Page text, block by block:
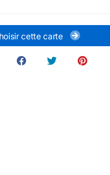
cette carte